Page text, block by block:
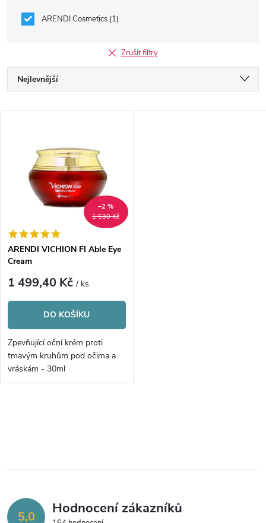
ARENDI Cosmetics 1
Zrušit filtry
Ř
a
í
p
r
o
d
u
ů
Nejlevnější
Abecedně
s
p
r
o
d
u
1 530 Kč
–2 %
ARENDI VICHION FI Able Eye
Cream
1 499,40 Kč/ ks
DO KOŠÍKU
Zpevňující oční krém proti
tmavým kruhům pod očima a
vráskám - 30ml
l
d 5,0 Hodnocení zákazníků